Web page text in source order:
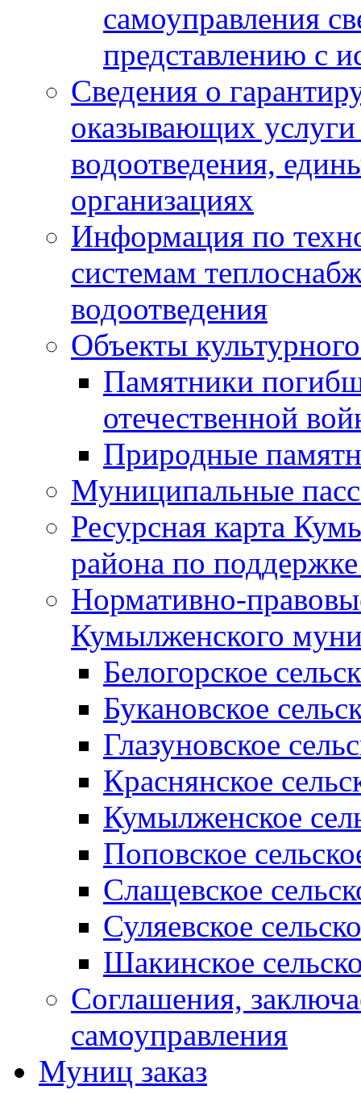
самоуправления
представлению с
Сведения о
оказывающих
водоотведения,
организациях
Информация по
системам
водоотведения
Объекты
Памятники
отечественной
Природные
Муниципальные
Ресурсная карта
района по
Нормативно-
Кумылженского
Белогорское
Букановское
Глазуновское
Краснянское
Кумылженское
Поповское
Слащевское
Суляевское
Шакинское
Соглашения,
самоуправления
Муниц заказ